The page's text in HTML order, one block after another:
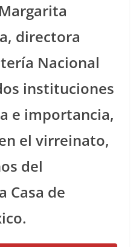
directora
Nacional
instituciones
e importancia,
el virreinato,
del
Casa de